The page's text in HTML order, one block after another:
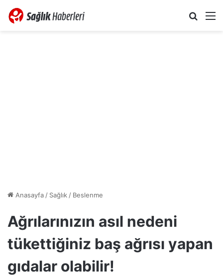
Anasayfa/ Sağlık/ Beslenme
Ağrılarınızın asıl nedeni
tükettiğiniz baş ağrısı yapan
gıdalar olabilir!